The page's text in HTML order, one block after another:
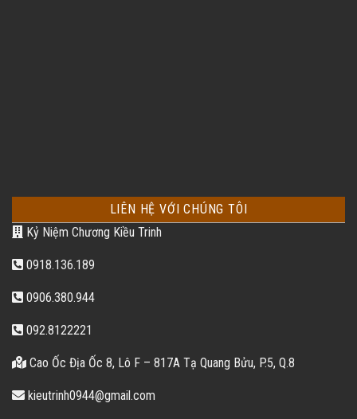
LIÊN HỆ VỚI CHÚNG TÔI
Kỷ Niệm Chương Kiều Trinh
0918.136.189
0906.380.944
092.8122221
Cao Ốc Địa Ốc 8, Lô F – 817A Tạ Quang Bửu, P.5, Q.8
kieutrinh0944@gmail.com